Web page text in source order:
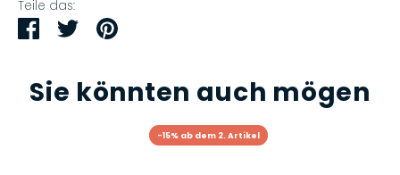
Teile das:
TeilenTwitternPinnen
Sie könnten auch mögen
-15% ab dem 2. Artikel